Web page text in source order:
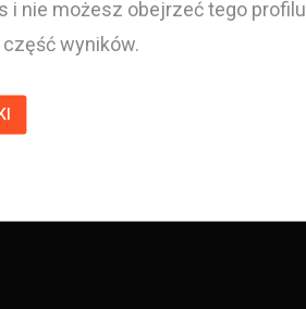
i nie możesz obejrzeć tego profilu
wyników.